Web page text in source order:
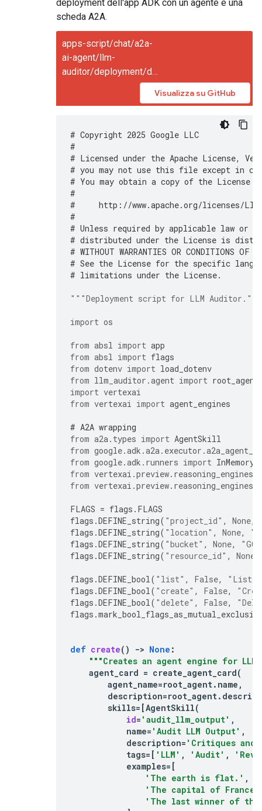
deployment dell'app ADK con un agente e una
scheda A2A.
apps-script/chat/a2a-
ai-agent/llm-
auditor/deployment/deploy.py
Visualizza su GitHub
# Copyright 2025 Google LLC
#
# Licensed under the Apache License,
# you may not use this file except in
# You may obtain a copy of the License
#
#     http://www.apache.org/licenses/
#
# Unless required by applicable law or
# distributed under the License is
# WITHOUT WARRANTIES OR
# See the License for the specific
# limitations under the License.
"""Deployment script for LLM Auditor."""
import os
from absl import app
from absl import flags
from dotenv import load_dotenv
from llm_auditor.agent import root_agent
import vertexai
from vertexai import agent_engines
# A2A wrapping
from a2a.types import AgentSkill
from
from google.adk.runners import
from
from vertexai.preview.reasoning_engines
FLAGS = flags . FLAGS
flags .DEFINE_string( "project_id" , None,
flags .DEFINE_string( "location" , None,
flags .DEFINE_string( "bucket" , None,
flags .DEFINE_string( "resource_id" , None
flags .DEFINE_bool( "list" , False,
"List
flags .DEFINE_bool( "create" , False,
flags .DEFINE_bool( "delete" , False,
flags .
def create() -> None :
"""Creates an agent engine for
agent_card = create_agent_card(
agent_name=root_agent. name ,
description=root_agent.
skills= [AgentSkill(
id= 'audit_llm_output' ,
name= 'Audit LLM Output' ,
description= 'Critiques and
tags= [ 'LLM' , 'Audit' ,
examples= [
'The earth is flat.' ,
'The capital of
'The last winner of the